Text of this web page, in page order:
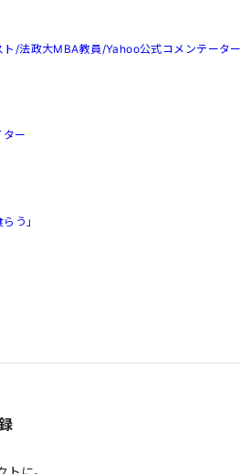
ト/法政大MBA教員/Yahoo公式コメンテータ
ー
う」